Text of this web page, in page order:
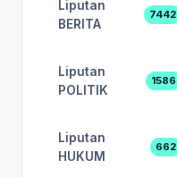
Liputan
BERITA
7442
Liputan
POLITIK
1586
Liputan
HUKUM
662